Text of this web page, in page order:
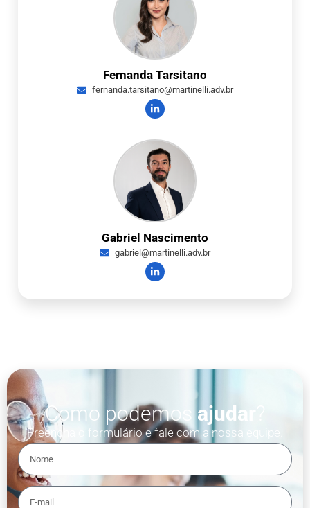
Fernanda Tarsitano
fernanda.tarsitano@martinelli.adv.br
Gabriel Nascimento
gabriel@martinelli.adv.br
Como podemos ajudar
Preencha o formulário e fale com a nossa equipe.